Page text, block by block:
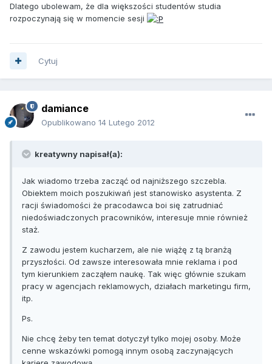
Dlatego ubolewam, że dla większości studentów studia
rozpoczynają się w momencie sesji
Cytuj
damiance
Opublikowano 14 Lutego 2012
kreatywny napisał(a):
Jak wiadomo trzeba zacząć od najniższego szczebla.
Obiektem moich poszukiwań jest stanowisko asystenta. Z
racji świadomości że pracodawca boi się zatrudniać
niedoświadczonych pracowników, interesuje mnie również
staż.
Z zawodu jestem kucharzem, ale nie wiążę z tą branżą
przyszłości. Od zawsze interesowała mnie reklama i pod
tym kierunkiem zacząłem naukę. Tak więc głównie szukam
pracy w agencjach reklamowych, działach marketingu firm,
itp.
Ps.
Nie chcę żeby ten temat dotyczył tylko mojej osoby. Może
cenne wskazówki pomogą innym osobą zaczynających